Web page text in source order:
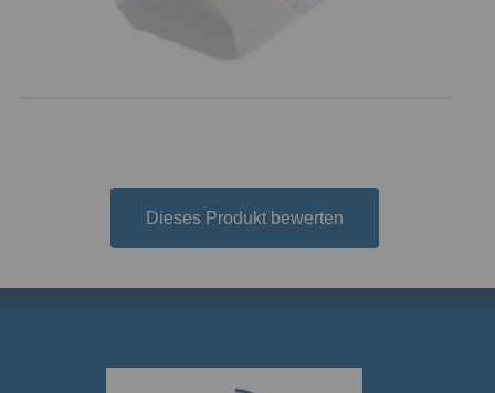
Dieses Produkt bewerten